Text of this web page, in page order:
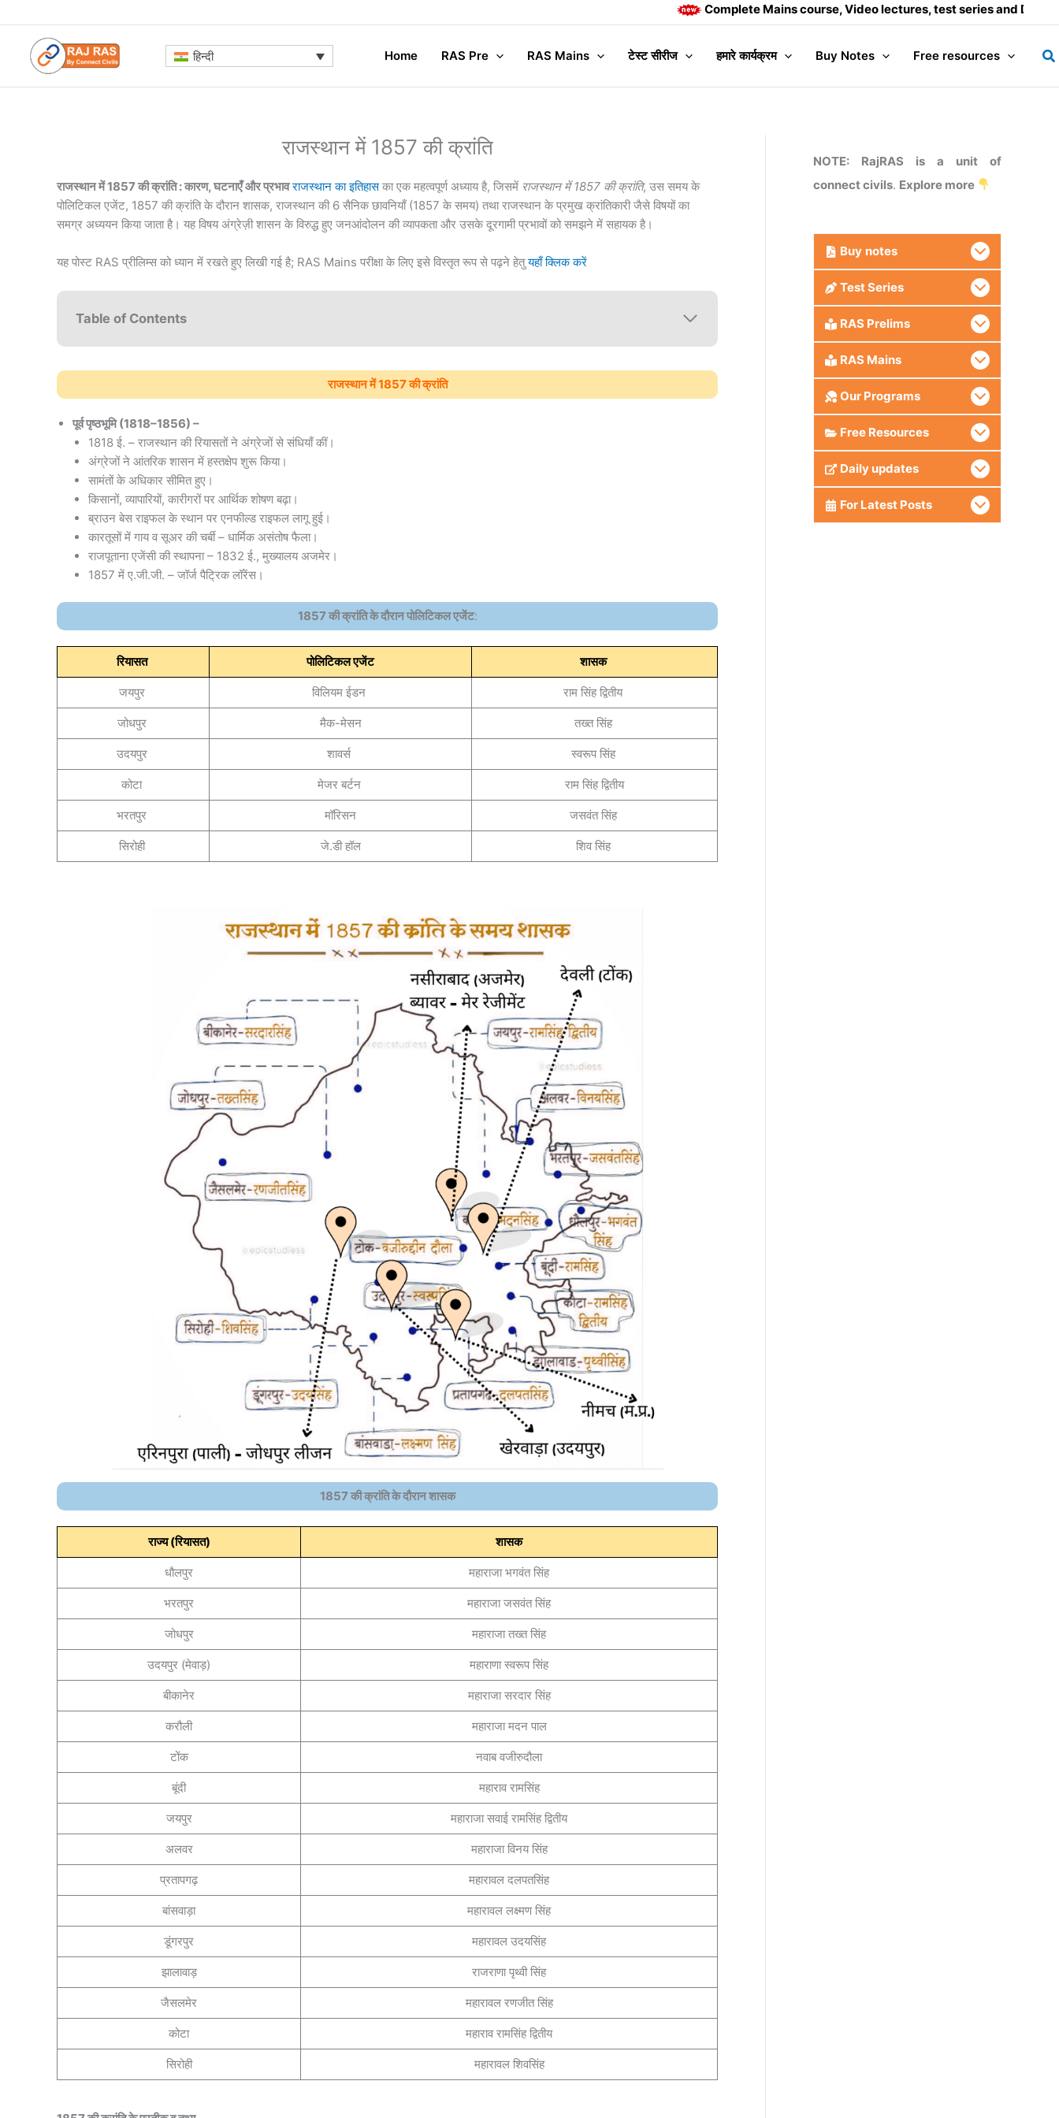
to
content
Complete Mains course, Video lectures, test series and Daily answer
हिन्दी Home RAS Pre RAS Mains टेस्ट सीरीज हमारे कार्यक्रम Buy Notes Free resources
राजस्थान में 1857 की क्रांति
राजस्थान में 1857 की क्रांति : कारण, घटनाएँ और प्रभाव राजस्थान का इतिहासका एक महत्वपूर्ण अध्याय है, जिसमें राजस्थान में 1857 की क्रांति, उस समय के
पोलिटिकल एजेंट, 1857 की क्रांति के दौरान शासक, राजस्थान की 6 सैनिक छावनियाँ (1857 के समय) तथा राजस्थान के प्रमुख क्रांतिकारी जैसे विषयों का
समग्र अध्ययन किया जाता है। यह विषय अंग्रेज़ी शासन के विरुद्ध हुए जनआंदोलन की व्यापकता और उसके दूरगामी प्रभावों को समझने में सहायक है।
यह पोस्ट RAS प्रीलिम्स को ध्यान में रखते हुए लिखी गई है; RAS Mains परीक्षा के लिए इसे विस्तृत रूप से पढ़ने हेतुयहाँ क्लिक करें
Table of Contents
राजस्थान में 1857 की क्रांति
पूर्व पृष्ठभूमि (1818–1856) –
1818 ई. – राजस्थान की रियासतों ने अंग्रेजों से संधियाँ कीं।
अंग्रेजों ने आंतरिक शासन में हस्तक्षेप शुरू किया।
सामंतों के अधिकार सीमित हुए।
किसानों, व्यापारियों, कारीगरों पर आर्थिक शोषण बढ़ा।
ब्राउन बेस राइफल के स्थान पर एनफील्ड राइफल लागू हुई।
कारतूसों में गाय व सूअर की चर्बी – धार्मिक असंतोष फैला।
राजपूताना एजेंसी की स्थापना – 1832 ई., मुख्यालय अजमेर।
1857 में ए.जी.जी. – जॉर्ज पैट्रिक लॉरेंस।
1857 की क्रांति के दौरान पोलिटिकल एजेंट:
रियासत पोलिटिकल एजेंट शासक
जयपुर विलियम ईडन राम सिंह द्वितीय
जोधपुर मैक-मेसन तख्त सिंह
उदयपुर शावर्स स्वरूप सिंह
कोटा मेजर बर्टन राम सिंह द्वितीय
भरतपुर मॉरिसन जसवंत सिंह
सिरोही जे.डी हॉल शिव सिंह
1857 की क्रांति के दौरान शासक
राज्य (रियासत) शासक
धौलपुर महाराजा भगवंत सिंह
भरतपुर महाराजा जसवंत सिंह
जोधपुर महाराजा तख्त सिंह
उदयपुर (मेवाड़) महाराणा स्वरूप सिंह
बीकानेर महाराजा सरदार सिंह
करौली महाराजा मदन पाल
टोंक नवाब वजीरुदौला
बूंदी महाराव रामसिंह
जयपुर महाराजा सवाई रामसिंह द्वितीय
अलवर महाराजा विनय सिंह
प्रतापगढ़ महारावल दलपतसिंह
बांसवाड़ा महारावल लक्ष्मण सिंह
डूंगरपुर महारावल उदयसिंह
झालावाड़ राजराणा पृथ्वी सिंह
जैसलमेर महारावल रणजीत सिंह
कोटा महाराव रामसिंह द्वितीय
सिरोही महारावल शिवसिंह
NOTE: RajRAS is a unit of
connect civils. Explore more
Buy notes
Test Series
RAS Prelims
RAS Mains
Our Programs
Free Resources
Daily updates
For Latest Posts